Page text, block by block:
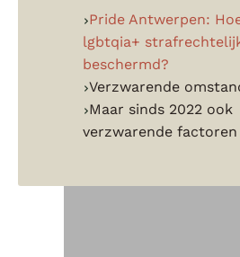
Pride Antwerpen:
lgbtqia+
beschermd?
Verzwarende
Maar sinds 2022 ook
verzwarende